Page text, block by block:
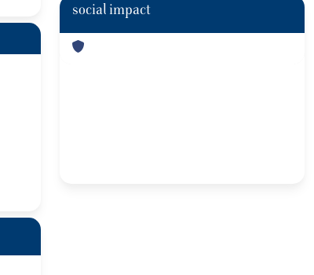
social impact